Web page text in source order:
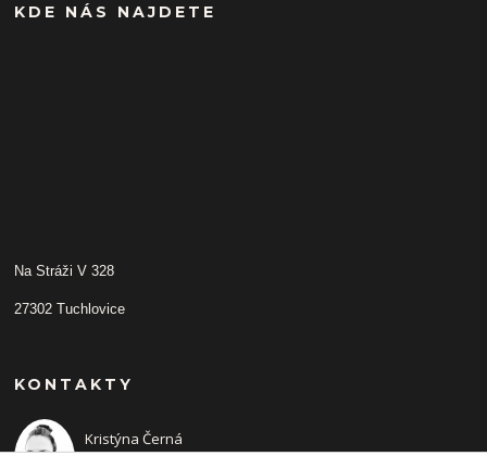
KDE NÁS NAJDETE
Na Stráži V 328
27302 Tuchlovice
KONTAKTY
Kristýna Černá